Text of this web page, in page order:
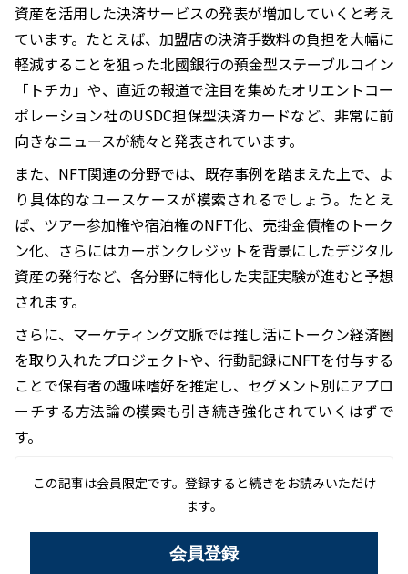
資産を活用した決済サービスの発表が増加していくと考え
ています。たとえば、加盟店の決済手数料の負担を大幅に
軽減することを狙った北國銀行の預金型ステーブルコイン
「トチカ」や、直近の報道で注目を集めたオリエントコー
ポレーション社のUSDC担保型決済カードなど、非常に前
向きなニュースが続々と発表されています。
また、NFT関連の分野では、既存事例を踏まえた上で、よ
り具体的なユースケースが模索されるでしょう。たとえ
ば、ツアー参加権や宿泊権のNFT化、売掛金債権のトーク
ン化、さらにはカーボンクレジットを背景にしたデジタル
資産の発行など、各分野に特化した実証実験が進むと予想
されます。
さらに、マーケティング文脈では推し活にトークン経済圏
を取り入れたプロジェクトや、行動記録にNFTを付与する
ことで保有者の趣味嗜好を推定し、セグメント別にアプロ
ーチする方法論の模索も引き続き強化されていくはずで
す。
この記事は会員限定です。登録すると続きをお読みいただけ
ます。
会員登録